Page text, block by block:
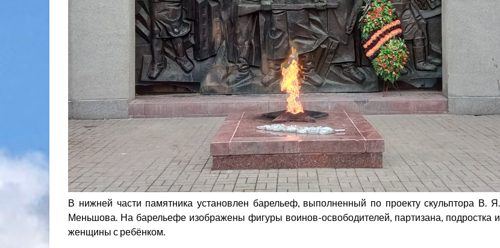
В нижней части памятника установлен барельеф, выполненный по проекту скульптора В. Я.
Меньшова. На барельефе изображены фигуры воинов-освободителей, партизана, подростка и
женщины с ребёнком.